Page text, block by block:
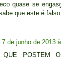
quase se
que este é
7 de junho de 2013
QUE POSTEM